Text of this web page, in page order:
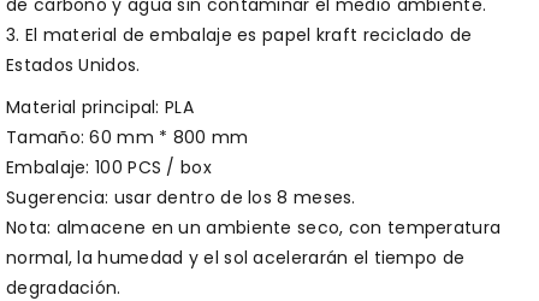
3. El material de embalaje es papel kraft reciclado de
Estados Unidos.
Material principal: PLA
Tamaño: 60 mm * 800 mm
Embalaje: 100 PCS / box
Sugerencia: usar dentro de los 8 meses.
Nota: almacene en un ambiente seco, con temperatura
normal, la humedad y el sol acelerarán el tiempo de
degradación.